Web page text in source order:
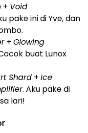
+ Void
pake ini di Yve, dan
+ Glowing
buat Lunox
Shard + Ice
. Aku pake di
lari!